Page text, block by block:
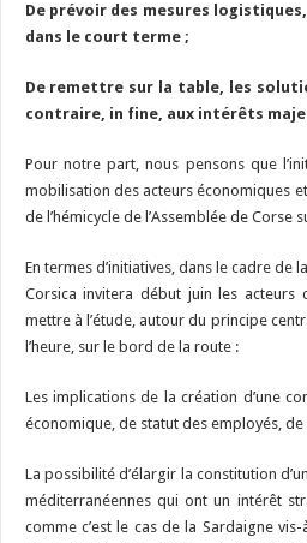
De prévoir des mesures
dans le court terme ;
De remettre sur la table, les
contraire, in fine, aux intérêts
Pour notre part, nous pensons que
mobilisation des acteurs économiques
de l’hémicycle de l’Assemblée de
En termes d’initiatives, dans le cadre
Corsica invitera début juin les acteurs
mettre à l’étude, autour du principe
l’heure, sur le bord de la route :
Les implications de la création d’une
économique, de statut des employés,
La possibilité d’élargir la constitution
méditerranéennes qui ont un intérêt
comme c’est le cas de la Sardaigne